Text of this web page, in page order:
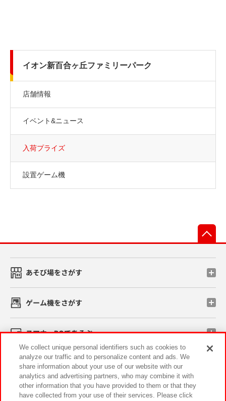
イオン新百合ヶ丘ファミリーパーク
店舗情報
イベント&ニュース
入荷プライズ
設置ゲーム機
あそび場をさがす
ゲーム機をさがす
スマホ・PCであそぶ
イベント・キャンペーン
We collect unique personal identifiers such as cookies to
analyze our traffic and to personalize content and ads. We
share information about your use of our website with our
analytics and advertising partners, who may combine it with
other information that you have provided to them or that they
have collected from your use of their services. Please click